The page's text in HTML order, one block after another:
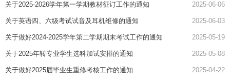
关于2025-2026学年第一学期教材征订工作的通知 2025-06-06
关于英语四、六级考试试音及耳机维修的通知 2025-06-03
关于做好2024-2025学年第二学期期末考试工作的通知 2025-05-19
关于2025年转专业学生选科加试安排的通知 2025-05-08
关于做好2025届毕业生重修考核工作的通知 2025-04-22